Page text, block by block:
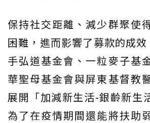
保持社交距離、減少群聚使
困難，進而影響了募款的成
手弘道基金會、一粒麥子基
華聖母基金會與屏東基督教
展開「加減新生活-銀齡新生
為了在疫情期間還能將扶助